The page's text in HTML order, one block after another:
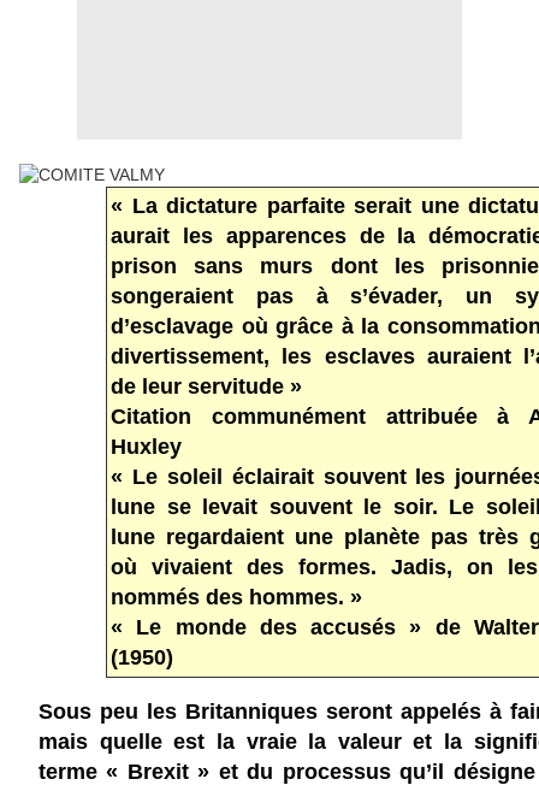
« La dictature parfaite serait une
aurait les apparences de la
prison sans murs dont les
songeraient pas à s’évader, un
d’esclavage où grâce à la
divertissement, les esclaves auraient
de leur servitude »
Citation communément attribuée à
Huxley
« Le soleil éclairait souvent les
lune se levait souvent le soir. Le
lune regardaient une planète pas très
où vivaient des formes. Jadis, on
nommés des hommes. »
« Le monde des accusés » de
(1950)
Sous peu les Britanniques seront appelés à
mais quelle est la vraie la valeur et la
terme « Brexit » et du processus qu’il